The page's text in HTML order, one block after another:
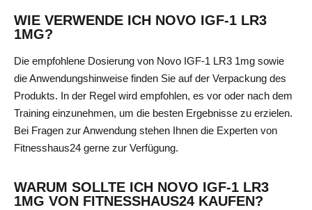
WIE VERWENDE ICH NOVO IGF-1 LR3
1MG?
Die empfohlene Dosierung von Novo IGF-1 LR3 1mg sowie
die Anwendungshinweise finden Sie auf der Verpackung des
Produkts. In der Regel wird empfohlen, es vor oder nach dem
Training einzunehmen, um die besten Ergebnisse zu erzielen.
Bei Fragen zur Anwendung stehen Ihnen die Experten von
Fitnesshaus24 gerne zur Verfügung.
WARUM SOLLTE ICH NOVO IGF-1 LR3
1MG VON FITNESSHAUS24 KAUFEN?